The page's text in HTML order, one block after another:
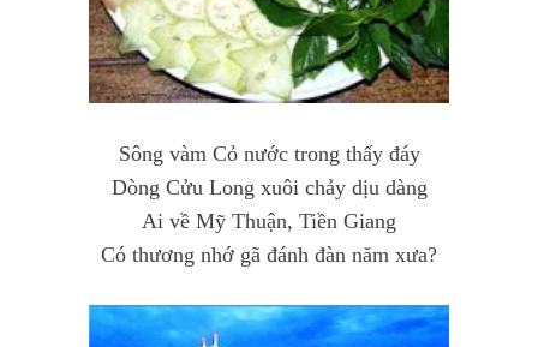
Sông vàm Cỏ nước trong thấy đáy
Dòng Cửu Long xuôi chảy dịu dàng
Ai về Mỹ Thuận, Tiền Giang
Có thương nhớ gã đánh đàn năm xưa?